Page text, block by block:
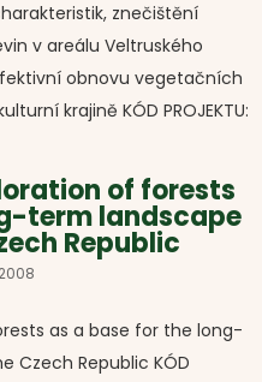
znečištění
v areálu Veltruského
obnovu vegetačních
krajině KÓD PROJEKTU:
of forests
term landscape
Republic
as a base for the long-
Czech Republic KÓD